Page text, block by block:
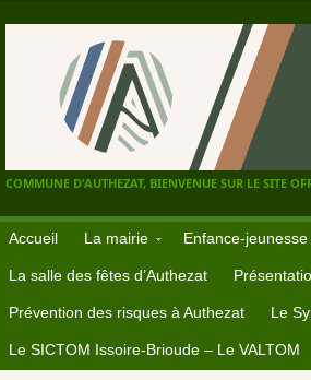
COMMUNE D'AUTHEZAT, BIENVENUE SUR LE SITE
Accueil La mairie Enfance-jeunesse
La salle des fêtes d’Authezat
Prévention des risques à Authezat Le
Le SICTOM Issoire-Brioude – Le VALTOM